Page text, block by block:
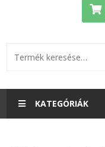
KATEGÓRIÁK